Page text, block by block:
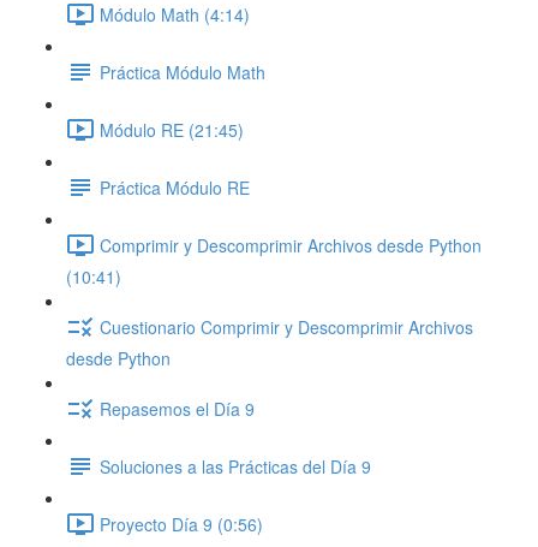
Módulo Math (4:14)
Práctica Módulo Math
Módulo RE (21:45)
Práctica Módulo RE
Comprimir y Descomprimir Archivos desde Python
(10:41)
Cuestionario Comprimir y Descomprimir Archivos
desde Python
Repasemos el Día 9
Soluciones a las Prácticas del Día 9
Proyecto Día 9 (0:56)